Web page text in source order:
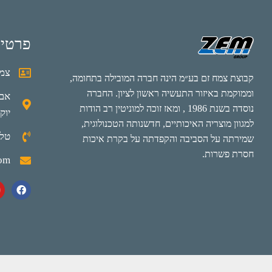
קבוצת צמח זם בע״מ הינה חברה המובילה בתחומה,
וממוקמת באיזור התעשיה ראשון לציון. החברה
נוסדה בשנת 1986 , ומאז זוכה למוניטין רב הודות
למגוון מוצריה האיכותיים, חדשנותה הטכנולוגית,
שמירתה על הסביבה והקפדתה על בקרת איכות
חסרת פשרות.